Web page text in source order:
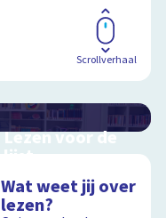
Scrollverhaal
Lezen voor de
lijst
uitzoeken van een
boek voor de leeslijst
Wat weet jij over
lezen?